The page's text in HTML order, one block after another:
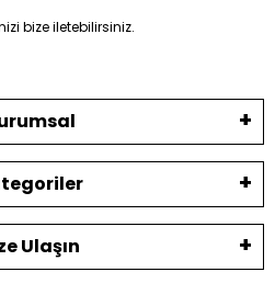
bize iletebilirsiniz.
Ulaşın